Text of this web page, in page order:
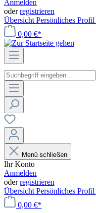
Anmelden
oderregistrieren
Übersicht Persönliches Profil
0,00 €*
Menü schließen
Ihr Konto
Anmelden
oderregistrieren
Übersicht Persönliches Profil
0,00 €*